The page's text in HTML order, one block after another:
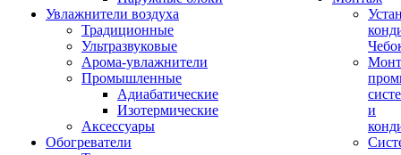
Увлажнители воздуха
Традиционные
Ультразвуковые
Арома-увлажнители
Промышленныe
Адиабатические
Изотермические
Аксессуары
Обогреватели
и